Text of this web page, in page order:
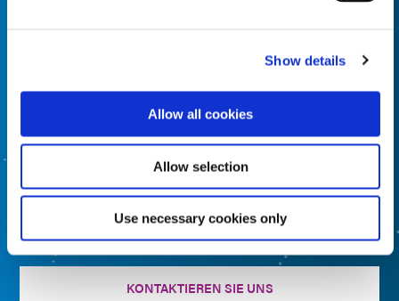
Show details
Allow all cookies
Allow selection
Use necessary cookies only
Brauchen Sie Hilfe? Nutzen Sie
den Produktfinder
Nutzen Sie unseren Produktfinder, um das richtige
Material zu finden. Möchten Sie mehr erfahren oder
haben Sie Fragen? Kontaktieren Sie uns, wir freuen uns
auf Ihre Nachricht.
FORMULIERTER PRODUKTFINDER
KONTAKTIEREN SIE UNS